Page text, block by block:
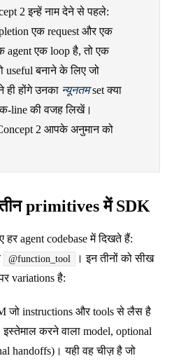
2 इन्हें नाम देने से पहले:
एक request और एक
agent एक loop है, तो एक
useful बनाने के लिए जो
ही होंगे उनका न्यूनतमset क्या
line की वजह लिखें।
2 आपके अनुमान को
primitives में SDK
agent codebase में दिखते हैं:
@function_tool
। इन तीनों को सीख
variations है:
जो instructions और tools से लैस है
करने वाला model, optional
handoffs)। यही वह चीज़ है जो